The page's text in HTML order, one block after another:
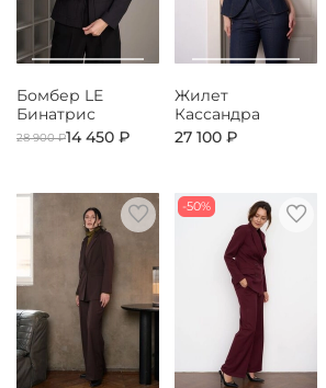
Бомбер LE
Бинатрис
28 900 ₽14 450 ₽
Жилет
Кассандра
27 100 ₽
-50%